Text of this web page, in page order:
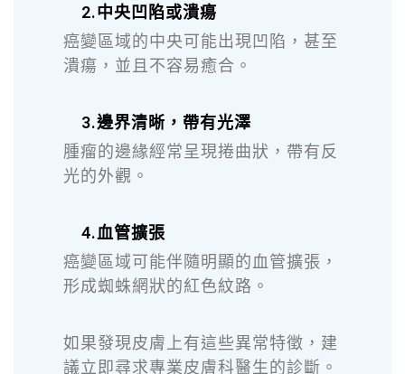
2.中央凹陷或潰瘍
癌變區域的中央可能出現凹陷，甚至
潰瘍，並且不容易癒合。
3.邊界清晰，帶有光澤
腫瘤的邊緣經常呈現捲曲狀，帶有反
光的外觀。
4.血管擴張
癌變區域可能伴隨明顯的血管擴張，
形成蜘蛛網狀的紅色紋路。
如果發現皮膚上有這些異常特徵，建
議立即尋求專業皮膚科醫生的診斷。